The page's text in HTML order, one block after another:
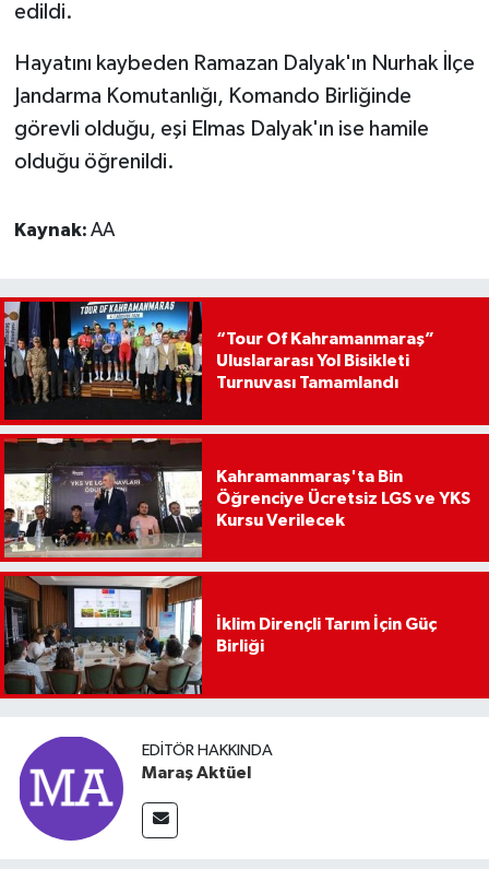
edildi.
Hayatını kaybeden Ramazan Dalyak'ın Nurhak İlçe
Jandarma Komutanlığı, Komando Birliğinde
görevli olduğu, eşi Elmas Dalyak'ın ise hamile
olduğu öğrenildi.
Kaynak: AA
“Tour Of Kahramanmaraş”
Uluslararası Yol Bisikleti
Turnuvası Tamamlandı
Kahramanmaraş'ta Bin
Öğrenciye Ücretsiz LGS ve YKS
Kursu Verilecek
İklim Dirençli Tarım İçin Güç
Birliği
EDITÖR HAKKINDA
Maraş Aktüel